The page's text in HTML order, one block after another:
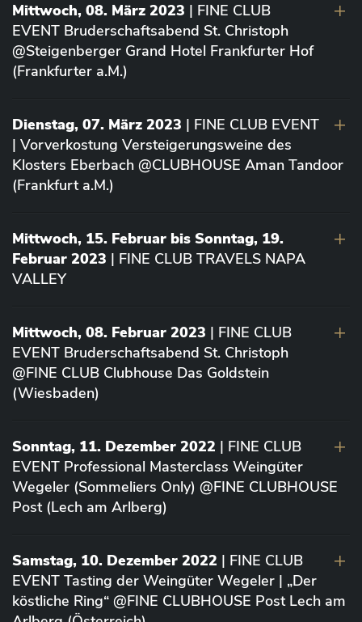
Mittwoch, 08. März 2023 | FINE CLUB
EVENT Bruderschaftsabend St. Christoph
@Steigenberger Grand Hotel Frankfurter Hof
(Frankfurter a.M.)
Dienstag, 07. März 2023 | FINE CLUB EVENT
| Vorverkostung Versteigerungsweine des
Klosters Eberbach @CLUBHOUSE Aman Tandoor
(Frankfurt a.M.)
Mittwoch, 15. Februar bis Sonntag, 19.
Februar 2023 | FINE CLUB TRAVELS NAPA
VALLEY
Mittwoch, 08. Februar 2023 | FINE CLUB
EVENT Bruderschaftsabend St. Christoph
@FINE CLUB Clubhouse Das Goldstein
(Wiesbaden)
Sonntag, 11. Dezember 2022 | FINE CLUB
EVENT Professional Masterclass Weingüter
Wegeler (Sommeliers Only) @FINE CLUBHOUSE
Post (Lech am Arlberg)
Samstag, 10. Dezember 2022 | FINE CLUB
EVENT Tasting der Weingüter Wegeler | „Der
köstliche Ring“ @FINE CLUBHOUSE Post Lech am